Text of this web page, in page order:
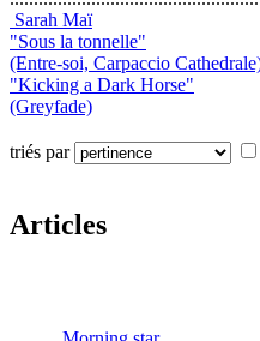
Sarah Maï
"Sous la tonnelle"
(Entre-soi, Carpaccio
"Kicking a Dark Horse"
(Greyfade)
triés par
Articles